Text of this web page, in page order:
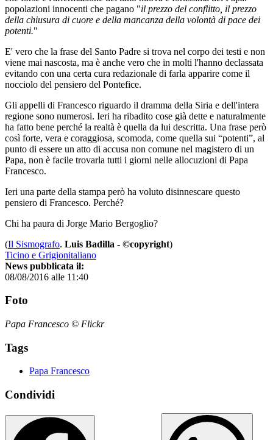
popolazioni innocenti che pagano "il prezzo del conflitto, il prezzo
della chiusura di cuore e della mancanza della volontà di pace dei
potenti."
E' vero che la frase del Santo Padre si trova nel corpo dei testi e non
viene mai nascosta, ma è anche vero che in molti l'hanno declassata
evitando con una certa cura redazionale di farla apparire come il
nocciolo del pensiero del Pontefice.
Gli appelli di Francesco riguardo il dramma della Siria e dell'intera
regione sono numerosi. Ieri ha ribadito cose già dette e naturalmente
ha fatto bene perché la realtà è quella da lui descritta. Una frase però
così forte, vera e coraggiosa, scomoda, come quella sui “potenti”, al
punto di essere un atto di accusa non comune nel magistero di un
Papa, non è facile trovarla tutti i giorni nelle allocuzioni di Papa
Francesco.
Ieri una parte della stampa però ha voluto disinnescare questo
pensiero di Francesco. Perché?
Chi ha paura di Jorge Mario Bergoglio?
(Il Sismografo. Luis Badilla - ©copyright)
Ticino e Grigionitaliano
News pubblicata il:
08/08/2016 alle 11:40
Foto
Papa Francesco © Flickr
Tags
Papa Francesco
Condividi